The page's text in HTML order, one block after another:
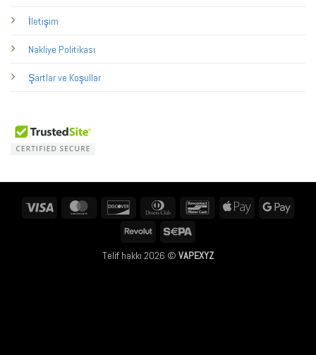
İletişim
Nakliye Politikası
Şartlar ve Koşullar
MasterCard Discover
Dinners
BancontactApple
Revolut
Telif hakkı 2026 © VAPEXYZ